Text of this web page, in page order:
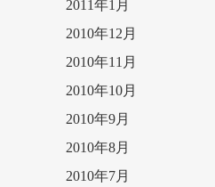
2011年1月
2010年12月
2010年11月
2010年10月
2010年9月
2010年8月
2010年7月